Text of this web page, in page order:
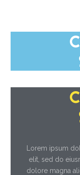
Lorem ipsum
elit, sed do
dolore magna